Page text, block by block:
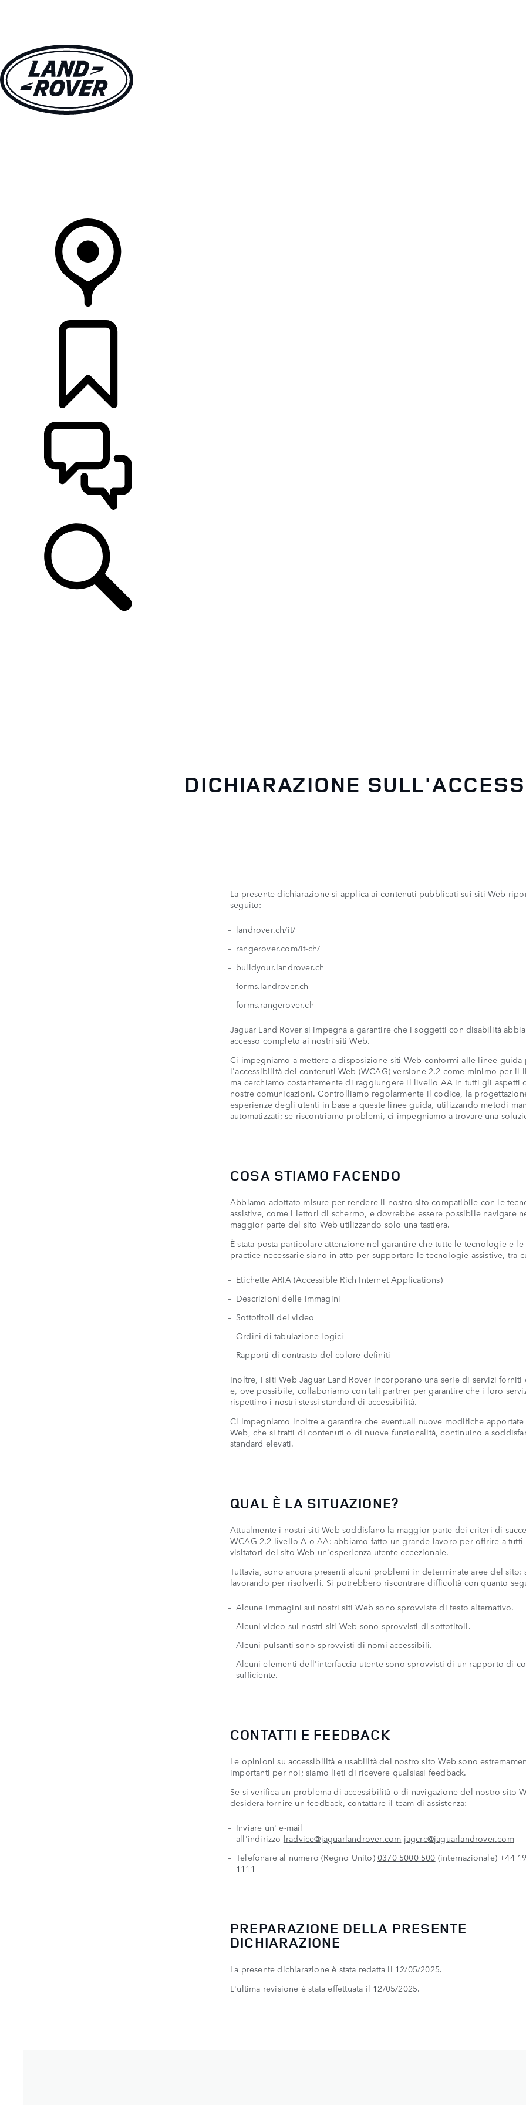
DICHIARAZIONE
La presente dichiarazione si applica ai contenuti pubblicati sui siti Web
seguito:
landrover.ch/it/
rangerover.com/it-ch/
buildyour.landrover.ch
forms.landrover.ch
forms.rangerover.ch
Jaguar Land Rover si impegna a garantire che i soggetti con disabilità
accesso completo ai nostri siti Web.
Ci impegniamo a mettere a disposizione siti Web conformi alle linee guida
l'accessibilità dei contenuti Web (WCAG) versione 2.2 come minimo per il
ma cerchiamo costantemente di raggiungere il livello AA in tutti gli aspetti
nostre comunicazioni. Controlliamo regolarmente il codice, la
esperienze degli utenti in base a queste linee guida, utilizzando metodi
automatizzati; se riscontriamo problemi, ci impegniamo a trovare una
COSA STIAMO FACENDO
Abbiamo adottato misure per rendere il nostro sito compatibile con le
assistive, come i lettori di schermo, e dovrebbe essere possibile navigare
maggior parte del sito Web utilizzando solo una tastiera.
È stata posta particolare attenzione nel garantire che tutte le tecnologie e le
practice necessarie siano in atto per supportare le tecnologie assistive, tra
Etichette ARIA (Accessible Rich Internet Applications)
Descrizioni delle immagini
Sottotitoli dei video
Ordini di tabulazione logici
Rapporti di contrasto del colore definiti
Inoltre, i siti Web Jaguar Land Rover incorporano una serie di servizi forniti
e, ove possibile, collaboriamo con tali partner per garantire che i loro
rispettino i nostri stessi standard di accessibilità.
Ci impegniamo inoltre a garantire che eventuali nuove modifiche apportate
Web, che si tratti di contenuti o di nuove funzionalità, continuino a
standard elevati.
QUAL È LA SITUAZIONE?
Attualmente i nostri siti Web soddisfano la maggior parte dei criteri di
WCAG 2.2 livello A o AA: abbiamo fatto un grande lavoro per offrire a tutti
visitatori del sito Web un'esperienza utente eccezionale.
Tuttavia, sono ancora presenti alcuni problemi in determinate aree del sito:
lavorando per risolverli. Si potrebbero riscontrare difficoltà con quanto
Alcune immagini sui nostri siti Web sono sprovviste di testo alternativo.
Alcuni video sui nostri siti Web sono sprovvisti di sottotitoli.
Alcuni pulsanti sono sprovvisti di nomi accessibili.
Alcuni elementi dell'interfaccia utente sono sprovvisti di un rapporto di
sufficiente.
CONTATTI E FEEDBACK
Le opinioni su accessibilità e usabilità del nostro sito Web sono
importanti per noi; siamo lieti di ricevere qualsiasi feedback.
Se si verifica un problema di accessibilità o di navigazione del nostro sito
desidera fornire un feedback, contattare il team di assistenza:
Inviare un' e-mail
all'indirizzo lradvice@jaguarlandrover.com jagcrc@jaguarlandrover.com
Telefonare al numero (Regno Unito) 0370 5000 500 (internazionale) +44
1111
PREPARAZIONE DELLA PRESENTE
DICHIARAZIONE
La presente dichiarazione è stata redatta il 12/05/2025.
L'ultima revisione è stata effettuata il 12/05/2025.